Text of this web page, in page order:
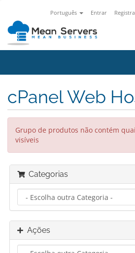
Português Entrar
cPanel Web
Grupo de produtos não contém
visíveis
Categorias
Ações